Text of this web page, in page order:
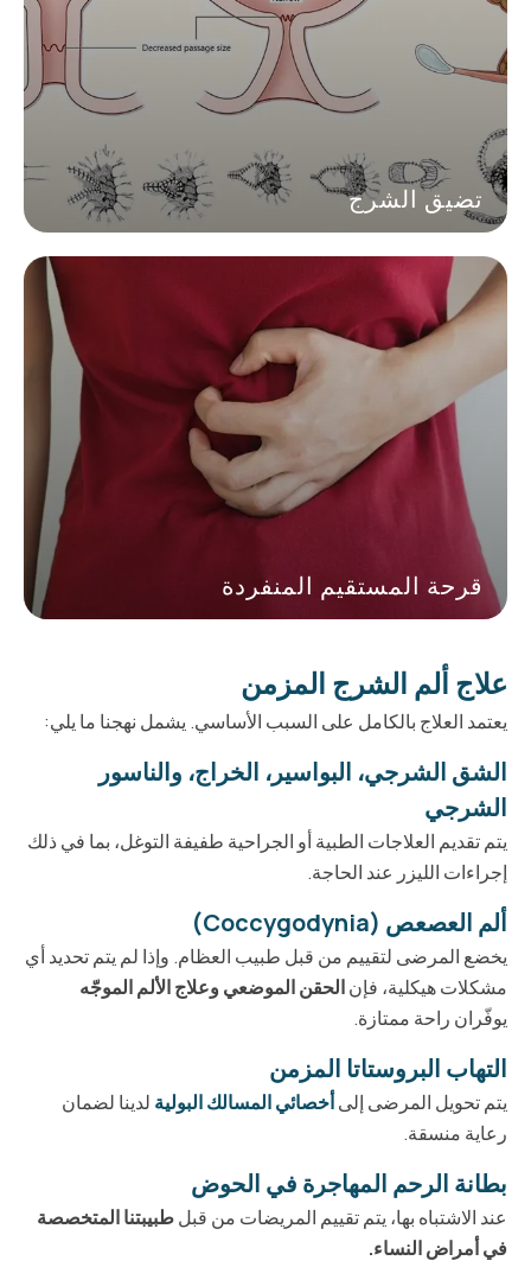
تضيق الشرج
قرحة المستقيم المنفردة
علاج ألم الشرج المزمن
يعتمد العلاج بالكامل على السبب الأساسي. يشمل نهجنا ما يلي:
الشق الشرجي، البواسير، الخراج، والناسور
الشرجي
يتم تقديم العلاجات الطبية أو الجراحية طفيفة التوغل، بما في ذلك
إجراءات الليزر عند الحاجة.
ألم العصعص (Coccygodynia)
يخضع المرضى لتقييم من قبل طبيب العظام. وإذا لم يتم تحديد أي
مشكلات هيكلية، فإنالحقن الموضعي وعلاج الألم الموجّه
يوفّران راحة ممتازة.
التهاب البروستاتا المزمن
يتم تحويل المرضى إلىأخصائي المسالك البولية لدينا لضمان
رعاية منسقة.
بطانة الرحم المهاجرة في الحوض
عند الاشتباه بها، يتم تقييم المريضات من قبلطبيبتنا المتخصصة
في أمراض النساء.